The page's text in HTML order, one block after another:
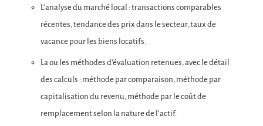
L’analyse du marché local : transactions comparables
récentes, tendance des prix dans le secteur, taux de
vacance pour les biens locatifs.
La ou les méthodes d’évaluation retenues, avec le détail
des calculs : méthode par comparaison, méthode par
capitalisation du revenu, méthode par le coût de
remplacement selon la nature de l’actif.